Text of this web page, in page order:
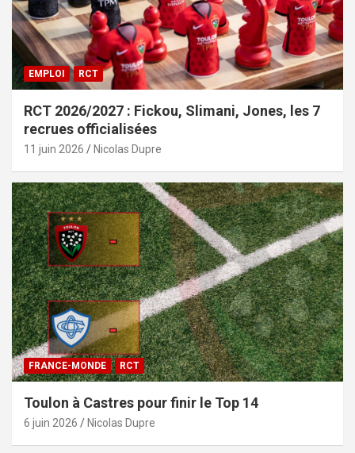
EMPLOI RCT
RCT 2026/2027 : Fickou, Slimani, Jones, les 7
recrues officialisées
11 juin 2026 Nicolas Dupre
FRANCE-MONDE RCT
Toulon à Castres pour finir le Top 14
6 juin 2026 Nicolas Dupre